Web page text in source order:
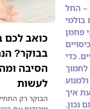
כואב לכם בעקב
בבוקר? הנה
הסיבה ומה אפשר
לעשות
הבוקר רק התחיל, אתם